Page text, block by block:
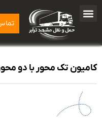
تماس با
کامیون تک محور با دو